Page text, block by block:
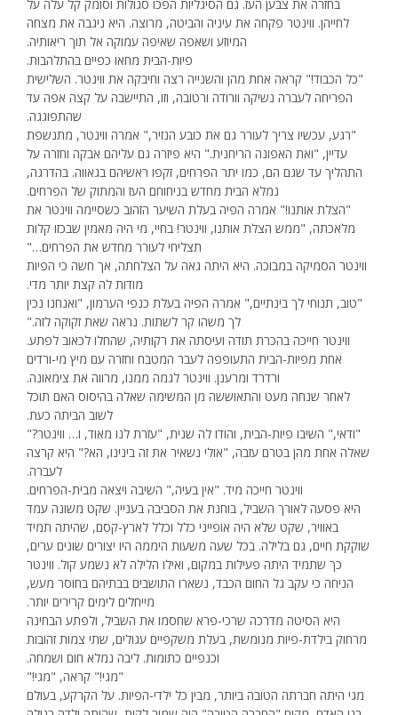
בחזרה את צבען העז. גם הסיגליות הפכו סגולות וסומק קל עלה על
לחייהן. ווינטר פקחה את עיניה והביטה, מרוצה. היא ניגבה את מצחה
המיוזע ושאפה שאיפה עמוקה אל תוך ריאותיה.
פיות-הבית מחאו כפיים בהתלהבות.
"כל הכבוד!" קראה אחת מהן והשנייה רצה וחיבקה את ווינטר. השלישית
הפריחה לעברה נשיקה וורודה ורטובה, וזו, התיישבה על קצה אפה עד
שהתפוגגה.
"רגע, עכשיו צריך לעורר גם את כובע הנזיר," אמרה ווינטר, מתנשפת
עדיין, "ואת האפונה הריחנית." היא פיזרה גם עליהם אבקה וחזרה על
התהליך עד שגם הם, כמו יתר הפרחים, זקפו ראשיהם בגאווה. בהדרגה,
נמלא הבית מחדש בניחוחם העז והמתוק של הפרחים.
"הצלת אותנו!" אמרה הפיה בעלת השיער הזהוב כשסיימה ווינטר את
מלאכתה, "ממש הצלת אותנו, ווינטר! בחיי, מי היה מאמין שבכזו קלות
תצליחי לעורר מחדש את הפרחים…"
ווינטר הסמיקה במבוכה. היא היתה גאה על הצלחתה, אך חשה כי הפיות
מודות לה קצת יותר מדי.
"טוב, תנוחי לך בינתיים," אמרה הפיה בעלת כנפי הערמון, "ואנחנו נכין
לך משהו קר לשתות. נראה שאת זקוקה לזה."
ווינטר חייכה בהכרת תודה ועיסתה את רקותיה, שהחלו לכאוב לפתע.
אחת מפיות-הבית התעופפה לעבר המטבח וחזרה עם מיץ מי-ורדים
ורדרד ומרענן. ווינטר לגמה ממנו, מרווה את צימאונה.
לאחר שנחה מעט והתאוששה מן המשימה שאלה בהיסוס האם תוכל
לשוב הביתה כעת.
"ודאי," השיבו פיות-הבית, והודו לה שנית, "עזרת לנו מאוד, ו… ווינטר?"
שאלה אחת מהן בטרם עזבה, "אולי נשאיר את זה בינינו, הא?" היא קרצה
לעברה.
ווינטר חייכה מיד. "אין בעיה," השיבה ויצאה מבית-הפרחים.
היא פסעה לאורך השביל, בוחנת את הסביבה בעניין. שקט משונה עמד
באוויר, שקט שלא היה אופייני כלל וכלל לארץ-קסם, שהיתה תמיד
שוקקת חיים, גם בלילה. בכל שעה משעות היממה היו יצורים שונים ערים,
כך שתמיד היתה פעילות במקום, ואילו הלילה לא נשמע קול. ווינטר
הניחה כי עקב גל החום הכבד, נשארו התושבים בבתיהם בחוסר מעש,
מייחלים לימים קרירים יותר.
היא הסיטה מדרכה שרכי-פרא שחסמו את השביל, ולפתע הבחינה
מרחוק בילדת-פיות מנומשת, בעלת משקפיים עגולים, שתי צמות זהובות
וכנפיים כתומות. ליבה נמלא חום ושמחה.
"מגי!" קראה, "מגי!"
מגי היתה חברתה הטובה ביותר, מבין כל ילדי-הפיות. על הקרקע, בעולם